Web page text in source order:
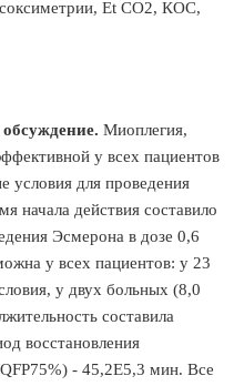
Et CO2, КОС,
Миоплегия,
у всех пациентов
условия для проведения
начала действия составило
Эсмерона в дозе 0,6
у всех пациентов: у 23
у двух больных (8,0
составила
восстановления
- 45,2Е5,3 мин. Все